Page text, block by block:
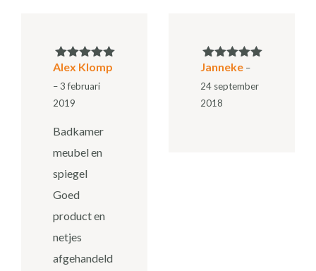
Gewaardeerd
Alex Klomp
–3 februari
2019
Badkamer
meubel en
spiegel
Goed
product en
netjes
afgehandeld
Gewaardeerd
Janneke –
24 september
2018